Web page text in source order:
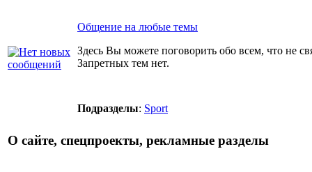
Общение на любые темы
Здесь Вы можете поговорить обо всем, что не
Запретных тем нет.
Подразделы: Sport
О сайте, спецпроекты, рекламные разделы